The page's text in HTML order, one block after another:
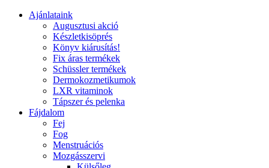
Ajánlataink
Augusztusi akció
Készletkisöprés
Könyv kiárusítás!
Fix áras termékek
Schüssler termékek
Dermokozmetikumok
LXR vitaminok
Tápszer és pelenka
Fájdalom
Fej
Fog
Menstruációs
Mozgásszervi